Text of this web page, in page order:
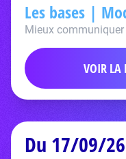
Les bases |
Mieux
VOIR LA
Du 17/09/